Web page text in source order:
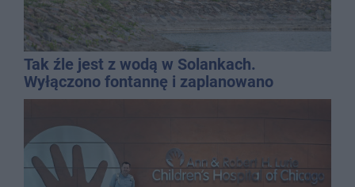
Tak źle jest z wodą w Solankach.
Wyłączono fontannę i zaplanowano
dolewkę